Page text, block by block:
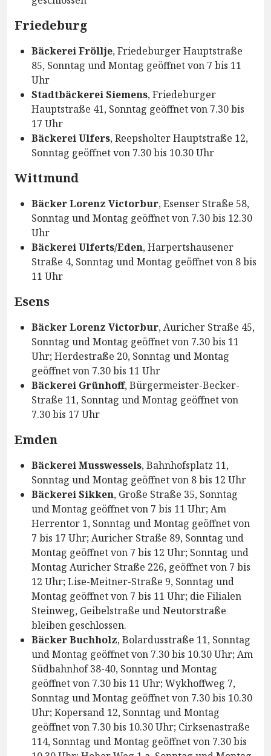
Friedeburg
Bäckerei Fröllje, Friedeburger Hauptstraße
85, Sonntag und Montag geöffnet von 7 bis 11
Uhr
Stadtbäckerei Siemens, Friedeburger
Hauptstraße 41, Sonntag geöffnet von 7.30 bis
17 Uhr
Bäckerei Ulfers, Reepsholter Hauptstraße 12,
Sonntag geöffnet von 7.30 bis 10.30 Uhr
Wittmund
Bäcker Lorenz Victorbur, Esenser Straße 58,
Sonntag und Montag geöffnet von 7.30 bis 12.30
Uhr
Bäckerei Ulferts/Eden, Harpertshausener
Straße 4, Sonntag und Montag geöffnet von 8 bis
11 Uhr
Esens
Bäcker Lorenz Victorbur, Auricher Straße 45,
Sonntag und Montag geöffnet von 7.30 bis 11
Uhr; Herdestraße 20, Sonntag und Montag
geöffnet von 7.30 bis 11 Uhr
Bäckerei Grünhoff, Bürgermeister-Becker-
Straße 11, Sonntag und Montag geöffnet von
7.30 bis 17 Uhr
Emden
Bäckerei Musswessels, Bahnhofsplatz 11,
Sonntag und Montag geöffnet von 8 bis 12 Uhr
Bäckerei Sikken, Große Straße 35, Sonntag
und Montag geöffnet von 7 bis 11 Uhr; Am
Herrentor 1, Sonntag und Montag geöffnet von
7 bis 17 Uhr; Auricher Straße 89, Sonntag und
Montag geöffnet von 7 bis 12 Uhr; Sonntag und
Montag Auricher Straße 226, geöffnet von 7 bis
12 Uhr; Lise-Meitner-Straße 9, Sonntag und
Montag geöffnet von 7 bis 11 Uhr; die Filialen
Steinweg, Geibelstraße und Neutorstraße
bleiben geschlossen.
Bäcker Buchholz, Bolardusstraße 11, Sonntag
und Montag geöffnet von 7.30 bis 10.30 Uhr; Am
Südbahnhof 38-40, Sonntag und Montag
geöffnet von 7.30 bis 11 Uhr; Wykhoffweg 7,
Sonntag und Montag geöffnet von 7.30 bis 10.30
Uhr; Kopersand 12, Sonntag und Montag
geöffnet von 7.30 bis 10.30 Uhr; Cirksenastraße
114, Sonntag und Montag geöffnet von 7.30 bis